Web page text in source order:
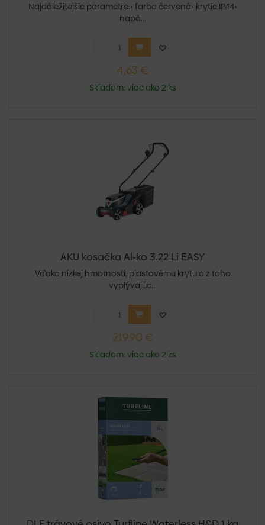
Najdôležitejšie parametre:• farba červená• krytie IP44•
napä...
4,63 €
Skladom: viac ako 2 ks
AKU kosačka Al-ko 3.22 Li EASY
Vďaka nízkej hmotnosti, plastovému krytu a z toho
vyplývajúc...
219,90 €
Skladom: viac ako 2 ks